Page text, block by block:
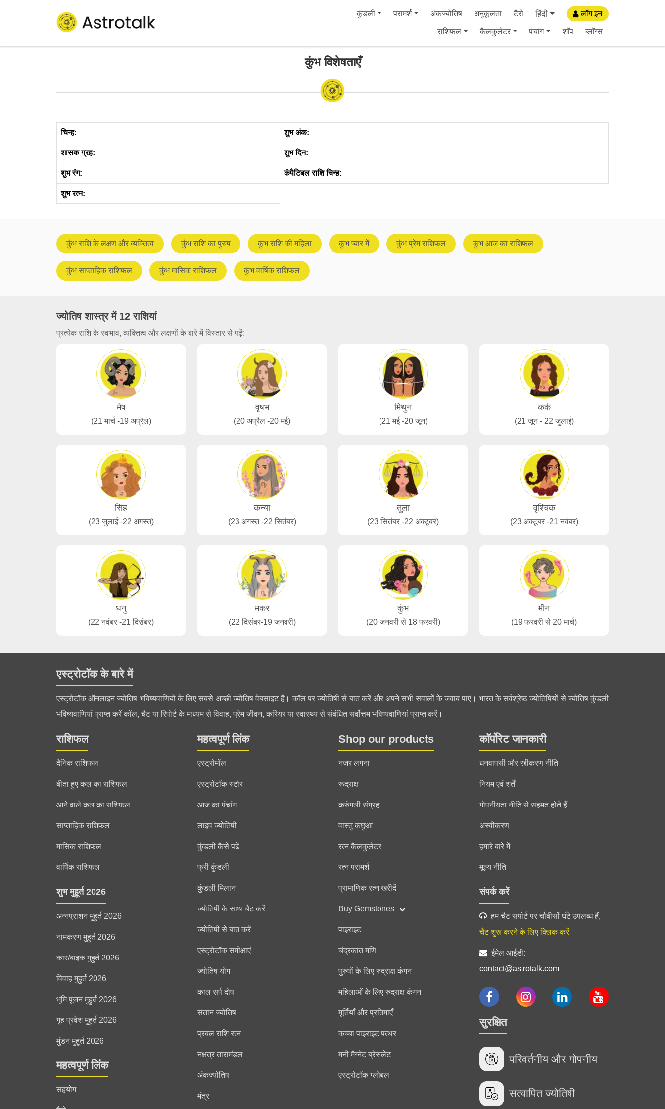
कुंडली परामर्श अंकज्योतिष अनुकूलता टैरो हिंदी लॉग इन
राशिफल कैलकुलेटर पंचांग शॉप ब्लॉग्स
कुंभ विशेषताएँ
चिन्ह: शुभ अंक:
शासक ग्रह: शुभ दिन:
शुभ रंग: कंपैटिबल राशि चिन्ह:
शुभ रत्न:
कुंभ राशि के लक्षण और व्यक्तित्व कुंभ राशि का पुरुष कुंभ राशि की महिला कुंभ प्यार में कुंभ प्रेम राशिफल कुंभ आज का राशिफल
कुंभ साप्ताहिक राशिफल कुंभ मासिक राशिफल कुंभ वार्षिक राशिफल
ज्योतिष शास्त्र में 12 राशियां
प्रत्येक राशि के स्वभाव, व्यक्तित्व और लक्षणों के बारे में विस्तार से पढ़ें:
मेष
(21 मार्च -19 अप्रैल)
वृषभ
(20 अप्रैल -20 मई)
मिथुन
(21 मई -20 जून)
कर्क
(21 जून - 22 जुलाई)
सिंह
(23 जुलाई -22 अगस्त)
कन्या
(23 अगस्त -22 सितंबर)
तुला
(23 सितंबर -22 अक्टूबर)
वृश्चिक
(23 अक्टूबर -21 नवंबर)
धनु
(22 नवंबर -21 दिसंबर)
मकर
(22 दिसंबर-19 जनवरी)
कुंभ
(20 जनवरी से 18 फरवरी)
मीन
(19 फरवरी से 20 मार्च)
एस्ट्रोटॉक के बारे में
एस्ट्रोटॉक ऑनलाइन ज्योतिष भविष्यवाणियों के लिए सबसे अच्छी ज्योतिष वेबसाइट है। कॉल पर ज्योतिषी से बात करें और अपने सभी सवालों के जवाब पाएं। भारत के सर्वश्रेष्ठ ज्योतिषियों से ज्योतिष कुंडली
भविष्यवाणियां प्राप्त करें कॉल, चैट या रिपोर्ट के माध्यम से विवाह, प्रेम जीवन, करियर या स्वास्थ्य से संबंधित सर्वोत्तम भविष्यवाणियां प्राप्त करें।
राशिफल
दैनिक राशिफल
बीता हुए कल का राशिफल
आने वाले कल का राशिफल
साप्ताहिक राशिफल
मासिक राशिफल
वार्षिक राशिफल
शुभ मुहूर्त 2026
अन्नप्राशन मुहुर्त 2026
नामकरण मुहुर्त 2026
कार/बाइक मुहुर्त 2026
विवाह मुहुर्त 2026
भूमि पूजन मुहुर्त 2026
गृह प्रवेश मुहुर्त 2026
मुंडन मुहूर्त 2026
महत्वपूर्ण लिंक
सहयोग
महत्वपूर्ण लिंक
एस्ट्रोमॉल
एस्ट्रोटॉक स्टोर
आज का पंचांग
लाइव ज्योतिषी
कुंडली कैसे पढ़ें
फ्री कुंडली
कुंडली मिलान
ज्योतिषी के साथ चैट करें
ज्योतिषी से बात करें
एस्ट्रोटॉक समीक्षाएं
ज्योतिष योग
काल सर्प दोष
संतान ज्योतिष
प्रबल राशि रत्न
नक्षत्र तारामंडल
अंकज्योतिष
मंत्र
Shop our products
नजर लगना
रूद्राक्ष
करुंगली संग्रह
वास्तु कछुआ
रत्न कैलकुलेटर
रत्न परामर्श
प्रामाणिक रत्न खरीदें
Buy Gemstones
पाइराइट
चंद्रकांत मणि
पुरुषों के लिए रुद्राक्ष कंगन
महिलाओं के लिए रुद्राक्ष कंगन
मूर्तियाँ और प्रतिमाएँ
कच्चा पाइराइट पत्थर
मनी मैग्नेट ब्रेसलेट
एस्ट्रोटॉक ग्लोबल
कॉर्पोरेट जानकारी
धनवापसी और रद्दीकरण नीति
नियम एवं शर्तें
गोपनीयता नीति से सहमत होते हैं
अस्वीकरण
हमारे बारे में
मूल्य नीति
संपर्क करें
हम चैट सपोर्ट पर चौबीसों घंटे उपलब्ध हैं,
चैट शुरू करने के लिए क्लिक करें
ईमेल आईडी:
contact@astrotalk.com
सुरक्षित
परिवर्तनीय और गोपनीय
सत्यापित ज्योतिषी